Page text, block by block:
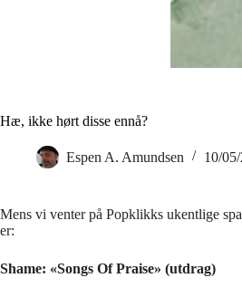
Hæ, ikke hørt disse ennå?
Espen A. Amundsen 10/
Mens vi venter på Popklikks ukentlige
er:
Shame: «Songs Of Praise» (utdrag)